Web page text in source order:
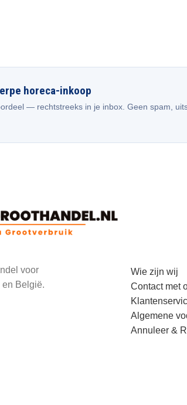
horeca-inkoop
— rechtstreeks in je inbox. Geen spam,
voor
België.
Wie zijn wij
Contact met
Algemene
Annuleer &